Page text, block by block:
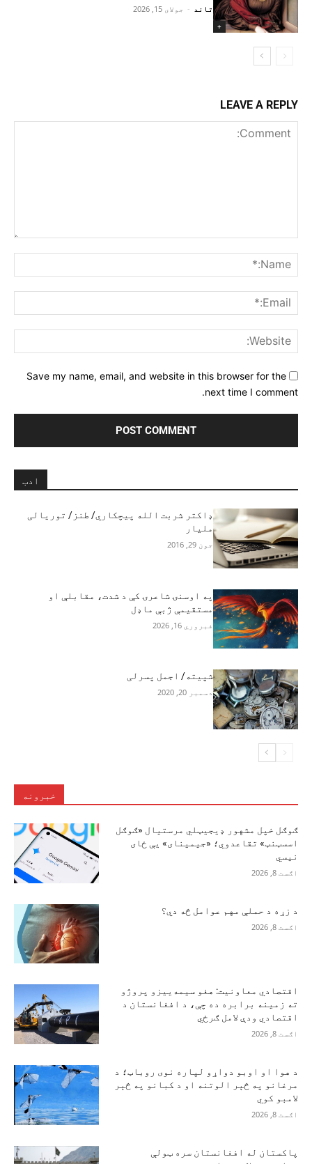
+
تاند - جولای 15, 2026
LEAVE A REPLY
Save my name, email, and website in this browser for the
next time I comment.
ادب
ډاکتر شربت الله پیچکاري/ طنز/ توریالی
ملیار
جون 29, 2016
په اوسنۍ شاعرۍ کې د شدت، مقابلې او
مستقیمې ژبې ماډل
فبروري 16, 2026
شپیته/ اجمل پسرلی
دسمبر 20, 2020
خبرونه
ګوګل خپل مشهور ډیجیټلي مرستیال «ګوګل
اسسټنټ» تقاعدوي؛ «جیمینای» یې ځای
نیسي
اګست 8, 2026
د زړه د حملې مهم عوامل څه دي؟
اګست 8, 2026
اقتصادي معاونیت: هغو سیمه‌ییزو پروژو
ته زمینه برابره ده چې، د افغانستان د
اقتصادي ودې لامل ګرځي
اګست 8, 2026
د هوا او اوبو دواړو لپاره نوی روباټ؛ د
مرغانو په څېر الوتنه او د کبانو په څېر
لامبو کوي
اګست 8, 2026
پاکستان له افغانستان سره ټولې